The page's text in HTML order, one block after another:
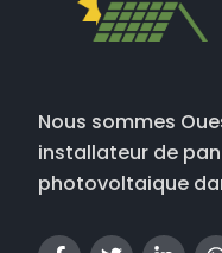
Nous sommes
installateur de
photovoltaique